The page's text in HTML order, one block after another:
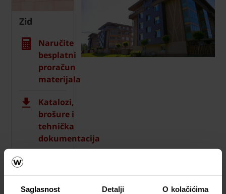
Saglasnost Detalji O kolačićima
Zid
Naručite
besplatni
proračun
materijala
Katalozi,
brošure i
tehnička
dokumentacija
Referetni objekti